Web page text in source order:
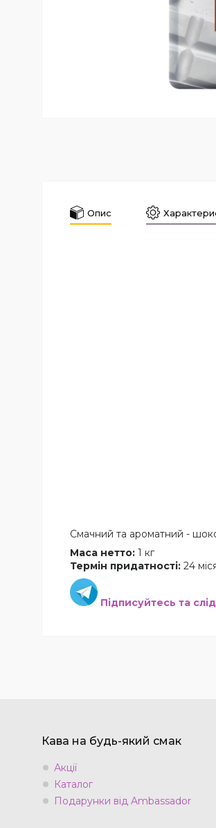
Опис
Смачний та ароматний -
Маса нетто: 1 кг
Термін придатності: 24
Підписуйтесь та
Кава на будь-який смак
Акції
Каталог
Подарунки від Ambassador